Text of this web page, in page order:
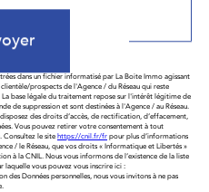
dans un fichier informatisé par La Boite Immo agissant
prospects de l'Agence / du Réseau qui reste
base légale du traitement repose sur l'intérêt légitime de
de suppression et sont destinées à l'Agence / au Réseau.
des droits d’accès, de rectification, d’effacement,
Vous pouvez retirer votre consentement à tout
Consultez le sitehttps://cnil.fr/frpour plus d’informations
/ le Réseau, que vos droits « Informatique et Libertés »
à la CNIL. Nous vous informons de l’existence de la liste
vous pouvez vous inscrire ici :
des Données personnelles, nous vous invitons à ne pas